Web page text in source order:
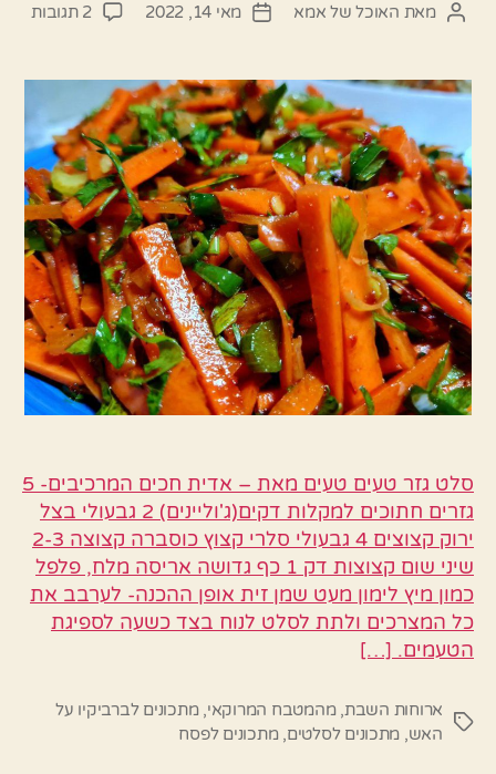
המחבר
מאת האוכל של אמא
תאריך
מאי 14, 2022 2 תגובות
על
של
סלט גזר טעים טעים מאת – אדית חכים המרכיבים- 5
גזרים חתוכים למקלות דקים(ג'וליינים) 2 גבעולי בצל
ירוק קצוצים 4 גבעולי סלרי קצוץ כוסברה קצוצה 2-3
שיני שום קצוצות דק 1 כף גדושה אריסה מלח, פלפל
כמון מיץ לימון מעט שמן זית אופן ההכנה- לערבב את
כל המצרכים ולתת לסלט לנוח בצד כשעה לספיגת
הטעמים. […]
תגיות
ארוחות השבת,מהמטבח המרוקאי,מתכונים לברביקיו על
האש, מתכונים לסלטים,מתכונים לפסח